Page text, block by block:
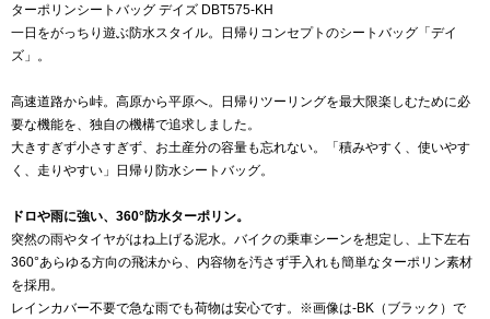
ターポリンシートバッグ デイズ DBT575-KH
一日をがっちり遊ぶ防水スタイル。日帰りコンセプトのシートバッグ「デイ
ズ」。
高速道路から峠。高原から平原へ。日帰りツーリングを最大限楽しむために必
要な機能を、独自の機構で追求しました。
大きすぎず小さすぎず、お土産分の容量も忘れない。「積みやすく、使いやす
く、走りやすい」日帰り防水シートバッグ。
ドロや雨に強い、360°防水ターポリン。
突然の雨やタイヤがはね上げる泥水。バイクの乗車シーンを想定し、上下左右
360°あらゆる方向の飛沫から、内容物を汚さず手入れも簡単なターポリン素材
を採用。
レインカバー不要で急な雨でも荷物は安心です。※画像は-BK（ブラック）で